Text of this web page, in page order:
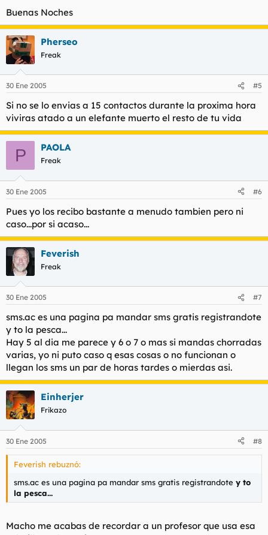
Buenas Noches
Pherseo
Freak
30 Ene 2005 #5
Si no se lo envias a 15 contactos durante la proxima hora
viviras atado a un elefante muerto el resto de tu vida
P PAOLA
Freak
30 Ene 2005 #6
Pues yo los recibo bastante a menudo tambien pero ni
caso...por si acaso...
Feverish
Freak
30 Ene 2005 #7
sms.ac es una pagina pa mandar sms gratis registrandote
y to la pesca...
Hay 5 al dia me parece y 6 o 7 o mas si mandas chorradas
varias, yo ni puto caso q esas cosas o no funcionan o
llegan los sms un par de horas tardes o mierdas asi.
Einherjer
Frikazo
30 Ene 2005 #8
Feverish rebuznó:
sms.ac es una pagina pa mandar sms gratis registrandote y to
la pesca...
Macho me acabas de recordar a un profesor que usa esa